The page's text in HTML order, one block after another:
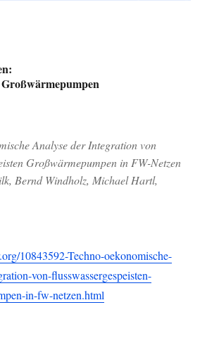
Analyse der Integration von
Großwärmepumpen in FW-Netzen
Bernd Windholz, Michael Hartl,
10843592-Techno-oekonomische-
von-flusswassergespeisten-
in-fw-netzen.html